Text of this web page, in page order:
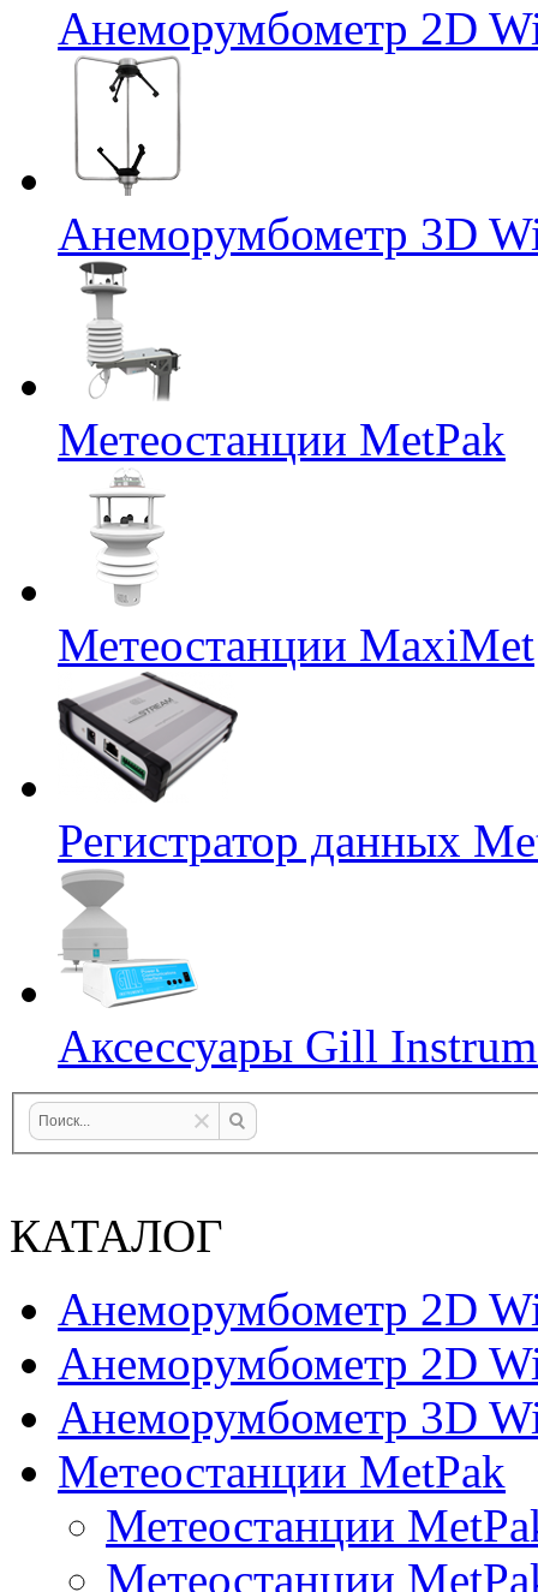
Анеморумбометр 2D
Анеморумбометр 3D
Метеостанции MetPak
Метеостанции MaxiMet
Регистратор данных
Аксессуары Gill
КАТАЛОГ
Анеморумбометр 2D
Анеморумбометр 2D
Анеморумбометр 3D
Метеостанции MetPak
Метеостанции
Метеостанции